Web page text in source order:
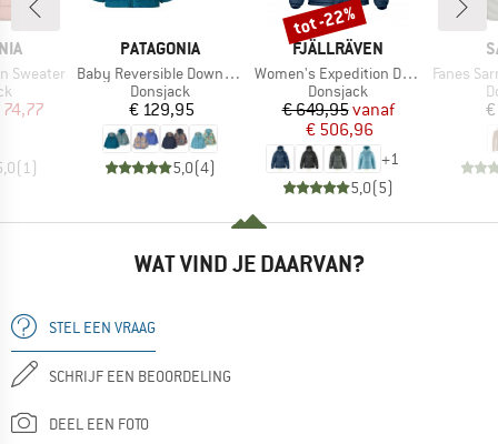
Sweater
prijs
(1)
MERK
PATAGONIA
Artikel
Baby Reversible Down Sweater Hoody
Productgroep
Donsjack
Prijs
€ 129,95
5,0(4)
MERK
FJÄLLRÄVEN
Artikel
Women's Expedition Down Lite Jacket
Productgroep
Donsjack
Prijs
€ 649,95Verlaagde prijs
vanaf
€ 506,96
+1
5,0(5)
Korting
tot -22%
Artikel
Fanes Sarner
WAT VIND JE DAARVAN?
STEL EEN VRAAG
SCHRIJF EEN BEOORDELING
DEEL EEN FOTO